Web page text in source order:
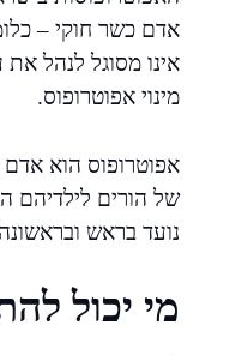
אדם כשר חוקי –
אינו מסוגל לנהל
מינוי אפוטרופוס.
אפוטרופוס הוא אדם
של הורים לילדיהם
נועד בראש
מי יכול